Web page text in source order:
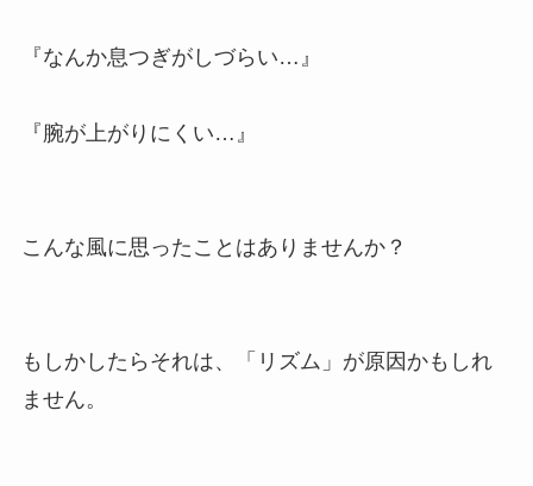
『なんか息つぎがしづらい…』
『腕が上がりにくい…』
こんな風に思ったことはありませんか？
もしかしたらそれは、「リズム」が原因かもしれ
ません。